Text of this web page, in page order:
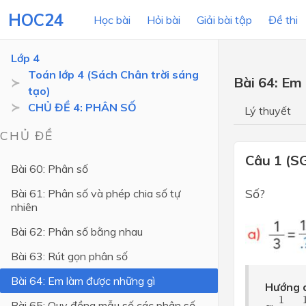
HOC24 Học bài Hỏi bài Giải bài tập Đề thi
LỚP HỌC
Lớp 8
Lớp 7
Lớp 6
Lớp 4
Toán lớp 4 (Sách Chân trời sáng
tạo)
CHỦ ĐỀ 4: PHÂN SỐ
CHỦ ĐỀ
Bài 60: Phân số
Bài 61: Phân số và phép chia số tự
nhiên
Bài 62: Phân số bằng nhau
Bài 63: Rút gọn phân số
Bài 64: Em làm được những gì
Bài 64:
Lý thuyết
Câu 1
Số?
Hướng
1
13 =